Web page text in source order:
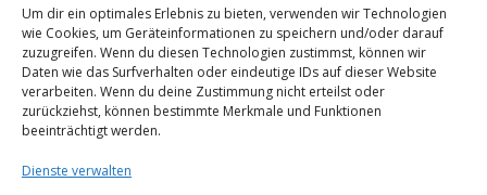
Um dir ein optimales Erlebnis zu bieten, verwenden wir Technologien
wie Cookies, um Geräteinformationen zu speichern und/oder darauf
zuzugreifen. Wenn du diesen Technologien zustimmst, können wir
Daten wie das Surfverhalten oder eindeutige IDs auf dieser Website
verarbeiten. Wenn du deine Zustimmung nicht erteilst oder
zurückziehst, können bestimmte Merkmale und Funktionen
beeinträchtigt werden.
Dienste verwalten
Privat
Presse
Abonnieren